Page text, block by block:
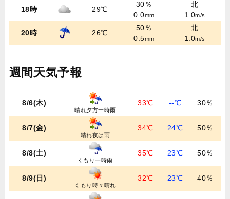
18時 29℃
30％
0.0mm
北
1.0m/s
20時 26℃
50％
0.5mm
北
1.0m/s
週間天気予報
8/6(木)
晴れ夕方一時雨
33℃ --℃ 30％
8/7(金)
晴れ夜は雨
34℃ 24℃ 50％
8/8(土)
くもり一時雨
35℃ 23℃ 50％
8/9(日)
くもり時々晴れ
32℃ 23℃ 40％